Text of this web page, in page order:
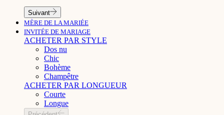
Suivant
MÈRE DE LA MARIÉE
INVITÉE DE MARIAGE
ACHETER PAR STYLE
Dos nu
Chic
Bohème
Champêtre
ACHETER PAR LONGUEUR
Courte
Longue